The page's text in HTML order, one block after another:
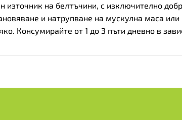
източник на белтъчини, с изключително
и натрупване на мускулна маса
Консумирайте от 1 до 3 пъти дневно в